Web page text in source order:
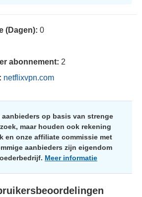
(Dagen): 0
abonnement: 2
netflixvpn.com
aanbieders op basis van strenge
maar houden ook rekening
en onze affiliate commissie met
aanbieders zijn eigendom
Meer informatie